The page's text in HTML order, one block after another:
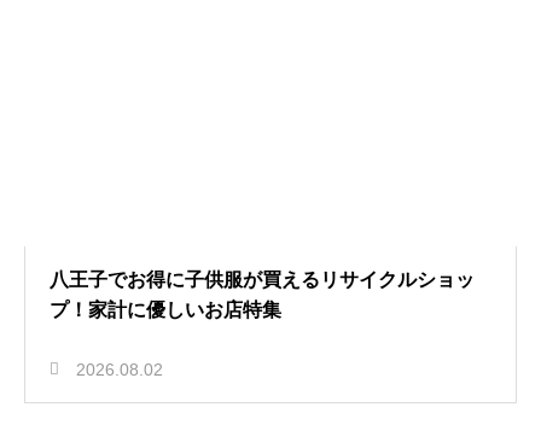
八王子でお得に子供服が買えるリサイクルショッ
プ！家計に優しいお店特集
2026.08.02